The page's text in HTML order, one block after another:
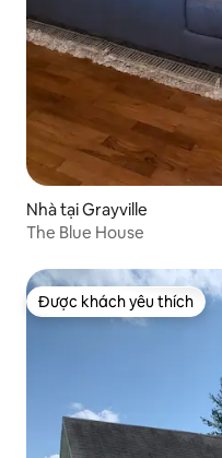
Nhà tại Grayville
The Blue House
Được khách yêu thích
Được khách yêu thích